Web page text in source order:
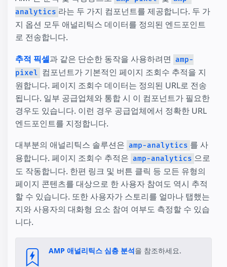
analytics 라는 두 가지 컴포넌트를 제공합니다. 두 가
지 옵션 모두 애널리틱스 데이터를 정의된 엔드포인트
로 전송합니다.
추적 픽셀과 같은 단순한 동작을 사용하려면 amp-
pixel 컴포넌트가 기본적인 페이지 조회수 추적을 지
원합니다. 페이지 조회수 데이터는 정의된 URL로 전송
됩니다. 일부 공급업체와 통합 시 이 컴포넌트가 필요한
경우도 있습니다. 이런 경우 공급업체에서 정확한 URL
엔드포인트를 지정합니다.
대부분의 애널리틱스 솔루션은 amp-analytics 를 사
용합니다. 페이지 조회수 추적은 amp-analytics 으로
도 작동합니다. 한편 링크 및 버튼 클릭 등 모든 유형의
페이지 콘텐츠를 대상으로 한 사용자 참여도 역시 추적
할 수 있습니다. 또한 사용자가 스토리를 얼마나 탭했는
지와 사용자의 대화형 요소 참여 여부도 측정할 수 있습
니다.
AMP 애널리틱스 심층 분석을 참조하세요.